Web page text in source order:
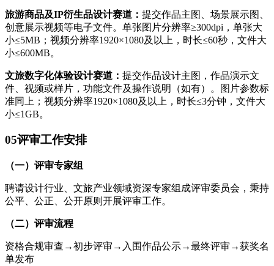
旅游商品及IP衍生品设计赛道： 提交作品主图、场景展示图、
创意展示视频等电子文件。单张图片分辨率≥300dpi，单张大
小≤5MB；视频分辨率1920×1080及以上，时长≤60秒，文件大
小≤600MB。
文旅数字化体验设计赛道： 提交作品设计主图，作品演示文
件、视频或样片，功能文件及操作说明（如有）。图片参数标
准同上；视频分辨率1920×1080及以上，时长≤3分钟，文件大
小≤1GB。
05评审工作安排
（一）评审专家组
聘请设计行业、文旅产业领域资深专家组成评审委员会，秉持
公平、公正、公开原则开展评审工作。
（二）评审流程
资格合规审查→初步评审→入围作品公示→最终评审→获奖名
单发布